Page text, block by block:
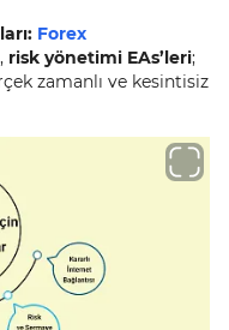
Forex
risk yönetimi EAs’leri;
zamanlı ve kesintisiz